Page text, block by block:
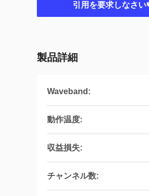
引用を要求しなさい
製品詳細
Waveband:
動作温度:
収益損失:
チャンネル数: